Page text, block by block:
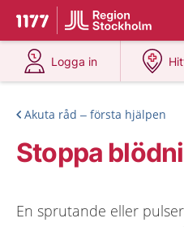
Till startsidan för 1177
Du har valt region
Logga in
på 1177.se
Akuta råd – första hjälpen
Stoppa
En sprutande eller